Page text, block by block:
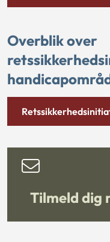
Overblik over
Tilmeld dig